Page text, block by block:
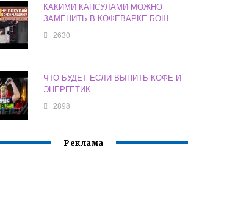
КАКИМИ КАПСУЛАМИ МОЖНО
ЗАМЕНИТЬ В КОФЕВАРКЕ БОШ
2630
ЧТО БУДЕТ ЕСЛИ ВЫПИТЬ КОФЕ И
ЭНЕРГЕТИК
2898
Реклама